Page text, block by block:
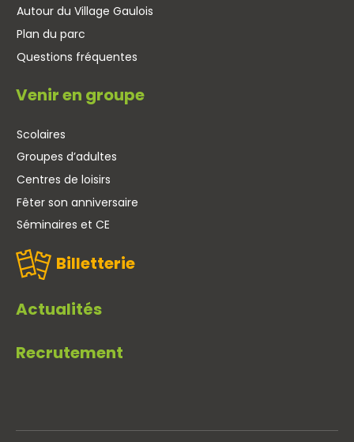
Autour du Village Gaulois
Plan du parc
Questions fréquentes
Venir en groupe
Scolaires
Groupes d’adultes
Centres de loisirs
Fêter son anniversaire
Séminaires et CE
Billetterie
Actualités
Recrutement